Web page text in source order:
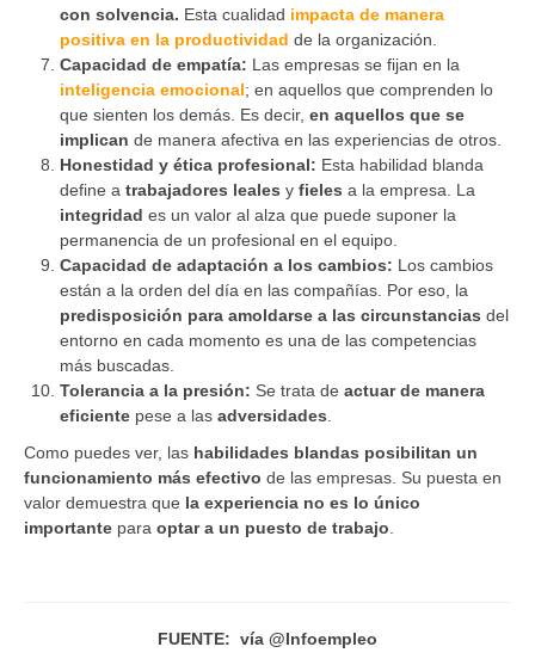
con solvencia. Esta cualidad impacta de manera
positiva en la productividad de la organización.
Capacidad de empatía: Las empresas se fijan en la
inteligencia emocional; en aquellos que comprenden lo
que sienten los demás. Es decir, en aquellos que se
implican de manera afectiva en las experiencias de otros.
Honestidad y ética profesional: Esta habilidad blanda
define a trabajadores leales y fieles a la empresa. La
integridad es un valor al alza que puede suponer la
permanencia de un profesional en el equipo.
Capacidad de adaptación a los cambios: Los cambios
están a la orden del día en las compañías. Por eso, la
predisposición para amoldarse a las circunstancias del
entorno en cada momento es una de las competencias
más buscadas.
Tolerancia a la presión: Se trata de actuar de manera
eficiente pese a las adversidades
Como puedes ver, las habilidades blandas posibilitan un
funcionamiento más efectivo de las empresas. Su puesta en
valor demuestra que la experiencia no es lo único
importante para optar a un puesto de trabajo
FUENTE: vía @Infoempleo